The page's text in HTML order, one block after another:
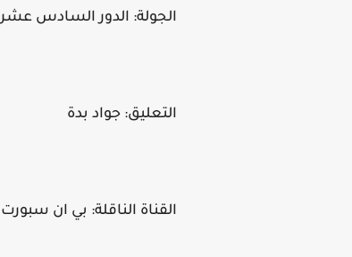
الجولة: الدور السادس عشر
التعليق: جواد بدة
القناة الناقلة: بي ان سبورت HD1